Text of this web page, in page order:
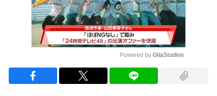
Powered by GliaStudios